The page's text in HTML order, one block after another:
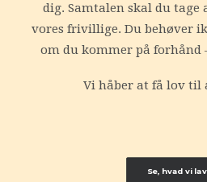
dig. Samtalen skal du tage
vores frivillige. Du behøver
om du kommer på forhånd
Vi håber at få lov til
Se, hvad vi